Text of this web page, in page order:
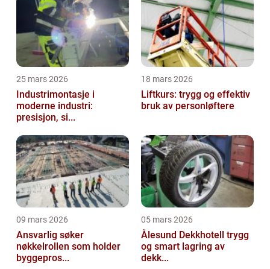
25 mars 2026
Industrimontasje i
moderne industri:
presisjon, si...
18 mars 2026
Liftkurs: trygg og effektiv
bruk av personløftere
09 mars 2026
Ansvarlig søker
nøkkelrollen som holder
byggepros...
05 mars 2026
Ålesund Dekkhotell trygg
og smart lagring av
dekk...